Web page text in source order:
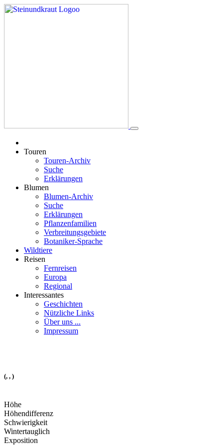
Touren
Touren-Archiv
Suche
Erklärungen
Blumen
Blumen-Archiv
Suche
Erklärungen
Pflanzenfamilien
Verbreitungsgebiete
Botaniker-Sprache
Wildtiere
Reisen
Fernreisen
Europa
Regional
Interessantes
Geschichten
Nützliche Links
Über uns ...
Impressum
(, , )
Höhe
Höhendifferenz
Schwierigkeit
Wintertauglich
Exposition